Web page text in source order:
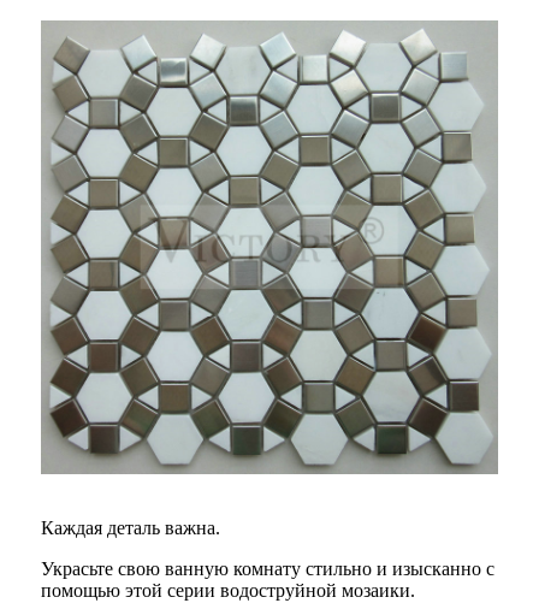
Каждая деталь важна.
Украсьте свою ванную комнату стильно и изысканно с
помощью этой серии водоструйной мозаики.